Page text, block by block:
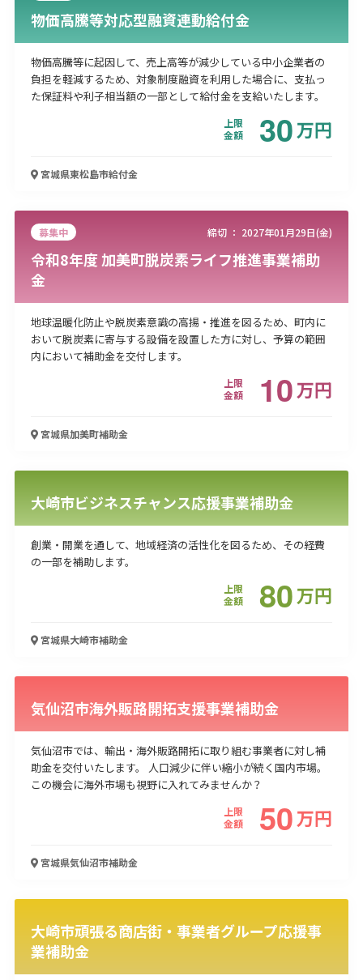
物価高騰等対応型融資連動給付金
物価高騰等に起因して、売上高等が減少している中小企業者の
負担を軽減するため、対象制度融資を利用した場合に、支払っ
た保証料や利子相当額の一部として給付金を支給いたします。
上限
金額
30万円
宮城県東松島市給付金
募集中 締切 ： 2027年01月29日(金)
令和8年度 加美町脱炭素ライフ推進事業補助
金
地球温暖化防止や脱炭素意識の高揚・推進を図るため、町内に
おいて脱炭素に寄与する設備を設置した方に対し、予算の範囲
内において補助金を交付します。
上限
金額
10万円
宮城県加美町補助金
大崎市ビジネスチャンス応援事業補助金
創業・開業を通して、地域経済の活性化を図るため、その経費
の一部を補助します。
上限
金額
80万円
宮城県大崎市補助金
気仙沼市海外販路開拓支援事業補助金
気仙沼市では、輸出・海外販路開拓に取り組む事業者に対し補
助金を交付いたします。 人口減少に伴い縮小が続く国内市場。
この機会に海外市場も視野に入れてみませんか？
上限
金額
50万円
宮城県気仙沼市補助金
大崎市頑張る商店街・事業者グループ応援事
業補助金